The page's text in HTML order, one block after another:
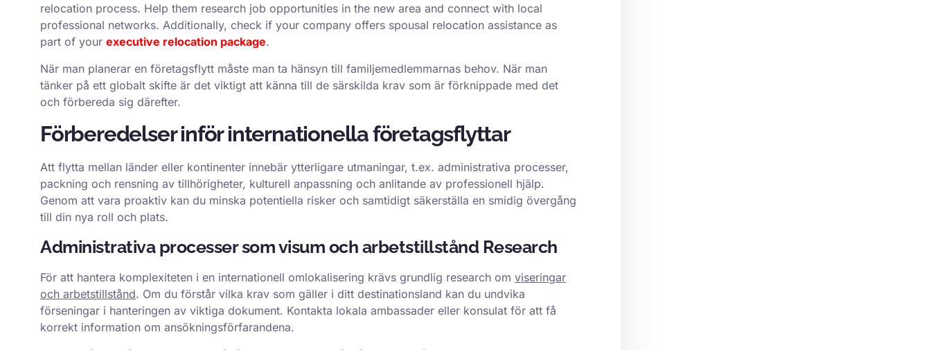
relocation process. Help them research job opportunities in the new area and connect with local
professional networks. Additionally, check if your company offers spousal relocation assistance as
part of your executive relocation package.
När man planerar en företagsflytt måste man ta hänsyn till familjemedlemmarnas behov. När man
tänker på ett globalt skifte är det viktigt att känna till de särskilda krav som är förknippade med det
och förbereda sig därefter.
Förberedelser inför internationella företagsflyttar
Att flytta mellan länder eller kontinenter innebär ytterligare utmaningar, t.ex. administrativa processer,
packning och rensning av tillhörigheter, kulturell anpassning och anlitande av professionell hjälp.
Genom att vara proaktiv kan du minska potentiella risker och samtidigt säkerställa en smidig övergång
till din nya roll och plats.
Administrativa processer som visum och arbetstillstånd Research
För att hantera komplexiteten i en internationell omlokalisering krävs grundlig research om viseringar
och arbetstillstånd. Om du förstår vilka krav som gäller i ditt destinationsland kan du undvika
förseningar i hanteringen av viktiga dokument. Kontakta lokala ambassader eller konsulat för att få
korrekt information om ansökningsförfarandena.